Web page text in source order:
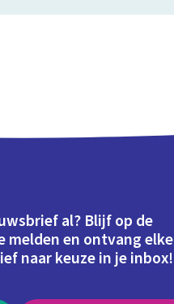
al? Blijf op de
melden en ontvang elke
naar keuze in je inbox!